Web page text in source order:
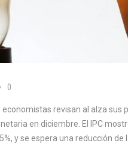
0
revisan al alza sus
en diciembre. El IPC
y se espera una reducción